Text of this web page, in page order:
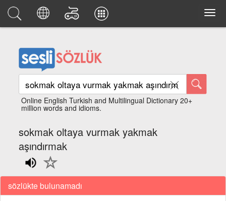
Online English Turkish and Multilingual Dictionary 20+
million words and idioms.
sokmak oltaya vurmak yakmak
aşındırmak
sözlükte bulunamadı